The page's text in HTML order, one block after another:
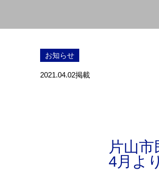
お知らせ
2021.04.02掲載
片山
4月よ